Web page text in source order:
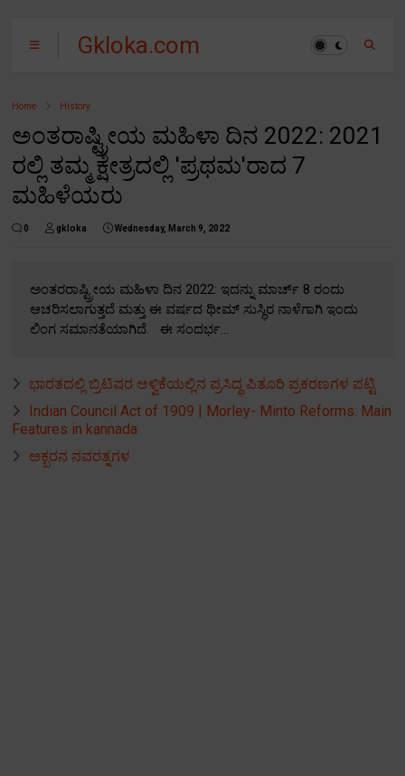
Gkloka.com
Home History
ಅಂತರಾಷ್ಟ್ರೀಯ ಮಹಿಳಾ ದಿನ 2022: 2021
ರಲ್ಲಿ ತಮ್ಮ ಕ್ಷೇತ್ರದಲ್ಲಿ 'ಪ್ರಥಮ'ರಾದ 7
ಮಹಿಳೆಯರು
0 gkloka Wednesday, March 9, 2022
ಅಂತರರಾಷ್ಟ್ರೀಯ ಮಹಿಳಾ ದಿನ 2022: ಇದನ್ನು ಮಾರ್ಚ್ 8 ರಂದು
ಆಚರಿಸಲಾಗುತ್ತದೆ ಮತ್ತು ಈ ವರ್ಷದ ಥೀಮ್ ಸುಸ್ಥಿರ ನಾಳೆಗಾಗಿ ಇಂದು
ಲಿಂಗ ಸಮಾನತೆಯಾಗಿದೆ. ಈ ಸಂದರ್ಭ...
ಭಾರತದಲ್ಲಿ ಬ್ರಿಟಿಷರ ಆಳ್ವಿಕೆಯಲ್ಲಿನ ಪ್ರಸಿದ್ಧ ಪಿತೂರಿ ಪ್ರಕರಣಗಳ ಪಟ್ಟಿ
Indian Council Act of 1909 | Morley- Minto Reforms: Main
Features in kannada
ಅಕ್ಬರನ ನವರತ್ನಗಳ